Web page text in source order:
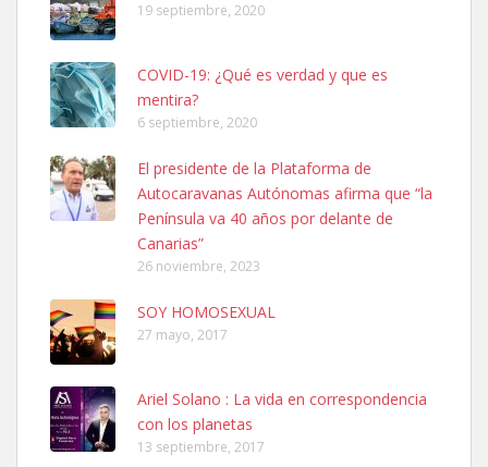
SHIBA PERDIDO AVDA JOSE MESA Y LOPEZ
PERRO MACHO RAZA SHIBA CON MICROCHIP PERDIDO HOY
06/07/2025 ZONA MESA Y LOPEZ. ES MUY ASUSTADIZO
Leales.org » Gran Canaria
6.7.2025
Ninfa perdida
El día 5 se los perdió una ninfa papillera, asustada tiene miedo a la
calle, se perdió por la zon...
19 septiembre, 2020
COVID-19: ¿Qué es verdad y que es
mentira?
6 septiembre, 2020
El presidente de la Plataforma de
Autocaravanas Autónomas afirma que “la
Península va 40 años por delante de
Canarias”
26 noviembre, 2023
SOY HOMOSEXUAL
27 mayo, 2017
Ariel Solano : La vida en correspondencia
con los planetas
13 septiembre, 2017